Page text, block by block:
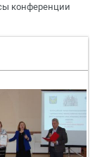
конференции